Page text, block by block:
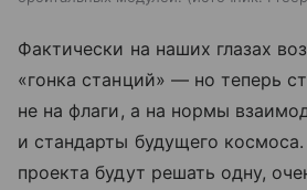
Фактически на наших глазах
«гонка станций» — но теперь
не на флаги, а на нормы
и стандарты будущего
проекта будут решать одну,